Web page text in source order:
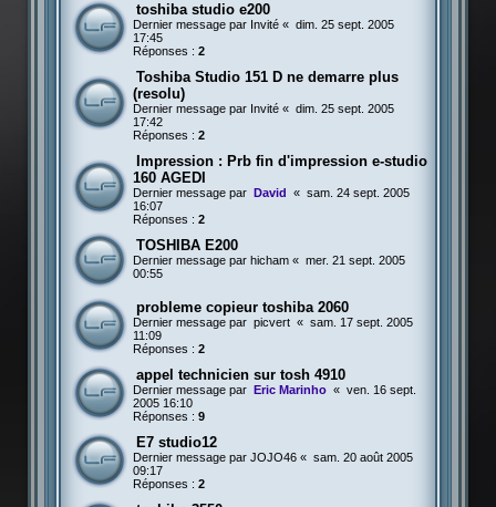
toshiba studio e200
Dernier message par Invité« dim. 25 sept. 2005
17:45
Réponses : 2
Toshiba Studio 151 D ne demarre plus
(resolu)
Dernier message par Invité« dim. 25 sept. 2005
17:42
Réponses : 2
Impression : Prb fin d'impression e-studio
160 AGEDI
Dernier message par David « sam. 24 sept. 2005
16:07
Réponses : 2
TOSHIBA E200
Dernier message par hicham« mer. 21 sept. 2005
00:55
probleme copieur toshiba 2060
Dernier message par picvert « sam. 17 sept. 2005
11:09
Réponses : 2
appel technicien sur tosh 4910
Dernier message par Eric Marinho « ven. 16 sept.
2005 16:10
Réponses : 9
E7 studio12
Dernier message par JOJO46« sam. 20 août 2005
09:17
Réponses : 2